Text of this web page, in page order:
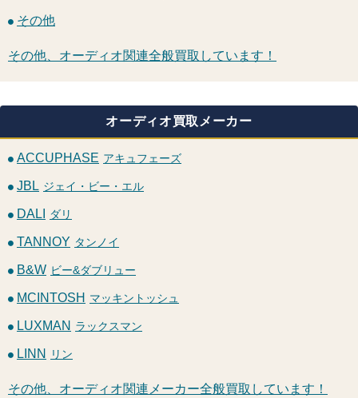
その他
その他、オーディオ関連全般買取しています！
オーディオ買取メーカー
ACCUPHASE アキュフェーズ
JBL ジェイ・ビー・エル
DALI ダリ
TANNOY タンノイ
B&W ビー&ダブリュー
MCINTOSH マッキントッシュ
LUXMAN ラックスマン
LINN リン
その他、オーディオ関連メーカー全般買取しています！